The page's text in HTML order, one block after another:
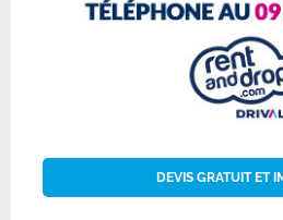
DEVIS GRATUIT ET